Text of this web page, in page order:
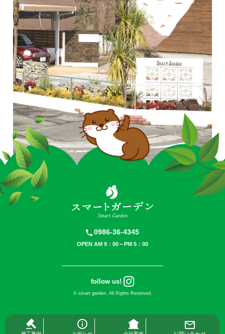
0986-36-4345
OPEN AM 9：00～PM 5：00
follow us!
© smart garden. All Rights Reserved.